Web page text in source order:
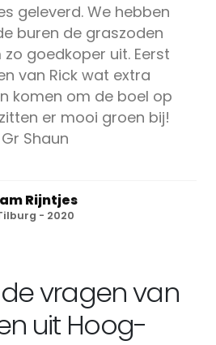
geleverd. We hebben
buren de graszoden
goedkoper uit. Eerst
van Rick wat extra
komen om de boel op
er mooi groen bij!
Gr Shaun
Rijntjes
- 2020
vragen van
uit Hoog-